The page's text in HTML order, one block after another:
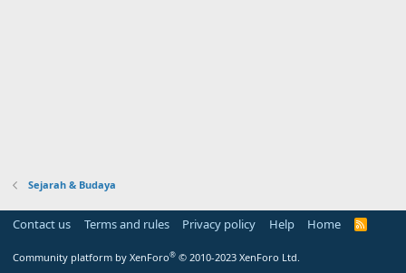
Sejarah & Budaya
Contact us Terms and rules Privacy policy Help Home
R
Community platform by XenForo® © 2010-2023 XenForo Ltd.